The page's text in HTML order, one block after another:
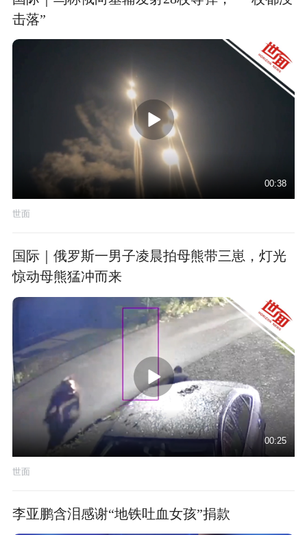
击落”
00:38
世面
国际｜俄罗斯一男子凌晨拍母熊带三崽，灯光
惊动母熊猛冲而来
00:25
世面
李亚鹏含泪感谢“地铁吐血女孩”捐款